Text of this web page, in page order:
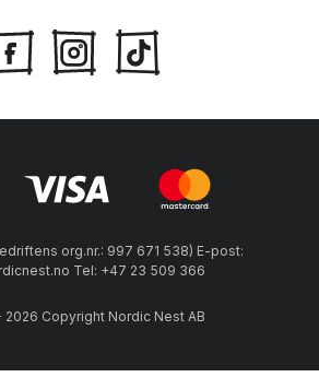
org.nr.: 997 671 538) E-post:
Tel: +47 23 509 366
Copyright Nordic Nest AB